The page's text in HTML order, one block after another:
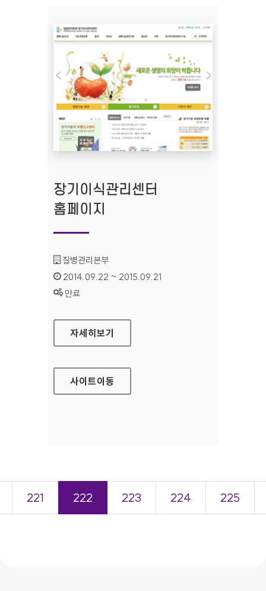
장기이식관리센터
홈페이지
기관명 :
질병관리본부
인증기간 :
2014.09.22 ~ 2015.09.21
상태 :
만료
장기이식관리센터 홈페이지
자세히보기
사이트이동
221 222 223 224 225